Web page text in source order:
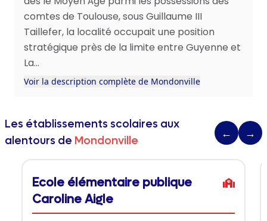
comtes de Toulouse, sous Guillaume III
Taillefer, la localité occupait une position
stratégique près de la limite entre Guyenne et
La...
Voir la description complète de Mondonville
Les établissements scolaires aux
alentours de Mondonville
← →
Ecole élémentaire publique
Caroline Aigle